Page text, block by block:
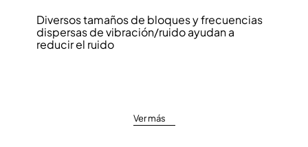
Diversos tamaños de bloques y frecuencias
dispersas de vibración/ruido ayudan a
reducir el ruido
Ver más